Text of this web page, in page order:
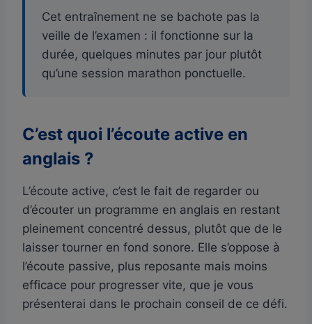
Cet entraînement ne se bachote pas la
veille de l’examen : il fonctionne sur la
durée, quelques minutes par jour plutôt
qu’une session marathon ponctuelle.
C’est quoi l’écoute active en
anglais ?
L’écoute active, c’est le fait de regarder ou
d’écouter un programme en anglais en restant
pleinement concentré dessus, plutôt que de le
laisser tourner en fond sonore. Elle s’oppose à
l’écoute passive, plus reposante mais moins
efficace pour progresser vite, que je vous
présenterai dans le prochain conseil de ce défi.